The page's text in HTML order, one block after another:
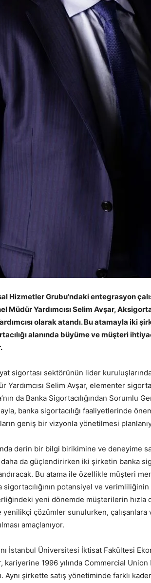
Hizmetler Grubu’ndaki entegrasyon
Müdür Yardımcısı Selim Avşar,
olarak atandı. Bu atamayla iki
alanında büyüme ve müşteri
sigortası sektörünün lider
Yardımcısı Selim Avşar, elementer
da Banka Sigortacılığından Sorumlu
banka sigortacılığı faaliyetlerinde
geniş bir vizyonla yönetilmesi
derin bir bilgi birikimine ve deneyime
da güçlendirirken iki şirketin banka
Bu atama ile özellikle müşteri
potansiyel ve verimliliğinin
yeni dönemde müşterilerin hızla
yenilikçi çözümler sunulurken,
amaçlanıyor.
İstanbul Üniversitesi İktisat Fakültesi
kariyerine 1996 yılında Commercial Union
Aynı şirkette satış yönetiminde farklı